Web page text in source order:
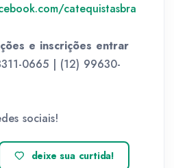
catequistasbra
e inscrições entrar
0665 | (12) 99630-
sociais!
deixe sua curtida!